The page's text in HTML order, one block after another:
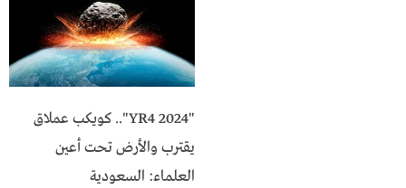
"2024 YR4".. كويكب عملاق
يقترب والأرض تحت أعين
العلماء: السعودية